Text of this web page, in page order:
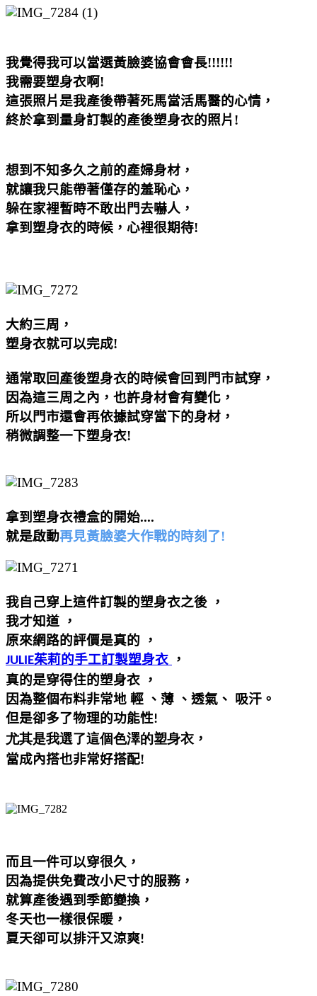
我覺得我可以當選黃臉婆協會會長!!!!!!
我需要塑身衣啊!
這張照片是我產後帶著死馬當活馬醫的心情，
終於拿到量身訂製的產後塑身衣的照片!
想到不知多久之前的產婦身材，
就讓我只能帶著僅存的羞恥心，
躲在家裡暫時不敢出門去嚇人，
拿到塑身衣的時候，心裡很期待!
大約三周，
塑身衣就可以完成!
通常取回產後塑身衣的時候會回到門市試穿，
因為這三周之內，也許身材會有變化，
所以門市還會再依據試穿當下的身材，
稍微調整一下塑身衣!
拿到塑身衣禮盒的開始....
就是啟動再見黃臉婆大作戰的時刻了!
我自己穿上這件訂製的塑身衣之後 ，
我才知道 ，
原來網路的評價是真的
，
JULIE茱莉的手工訂製塑身衣 ，
真的是穿得住的塑身衣 ，
因為整個布料非常地 輕 、薄 、透氣、 吸汗。
但是卻多了物理的功能性!
尤其是我選了這個色澤的塑身衣 ，
當成內搭也非常好搭配!
而且一件可以穿很久，
因為提供免費改小尺寸的服務，
就算產後遇到季節變換，
冬天也一樣很保暖，
夏天卻可以排汗又涼爽!